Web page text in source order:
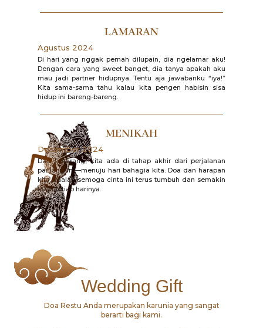
LAMARAN
Agustus 2024
Di hari yang nggak pernah dilupain, dia ngelamar aku!
Dengan cara yang sweet banget, dia tanya apakah aku
mau jadi partner hidupnya. Tentu aja jawabanku “iya!”
Kita sama-sama tahu kalau kita pengen habisin sisa
hidup ini bareng-bareng.
MENIKAH
Desember 2024
Dan sekarang, kita ada di tahap akhir dari perjalanan
panjang ini—menuju hari bahagia kita. Doa dan harapan
kita adalah semoga cinta ini terus tumbuh dan semakin
kuat setiap harinya.
Wedding Gift
Doa Restu Anda merupakan karunia yang sangat
berarti bagi kami.